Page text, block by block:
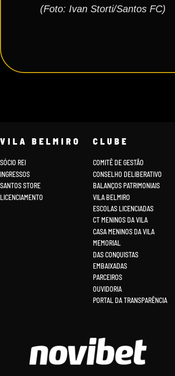
(Foto: Ivan Storti/Santos FC)
VILA BELMIRO
SÓCIO REI
INGRESSOS
SANTOS STORE
LICENCIAMENTO
CLUBE
COMITÊ DE GESTÃO
CONSELHO DELIBERATIVO
BALANÇOS PATRIMONIAIS
VILA BELMIRO
ESCOLAS LICENCIADAS
CT MENINOS DA VILA
CASA MENINOS DA VILA
MEMORIAL
DAS CONQUISTAS
EMBAIXADAS
PARCEIROS
OUVIDORIA
PORTAL DA TRANSPARÊNCIA